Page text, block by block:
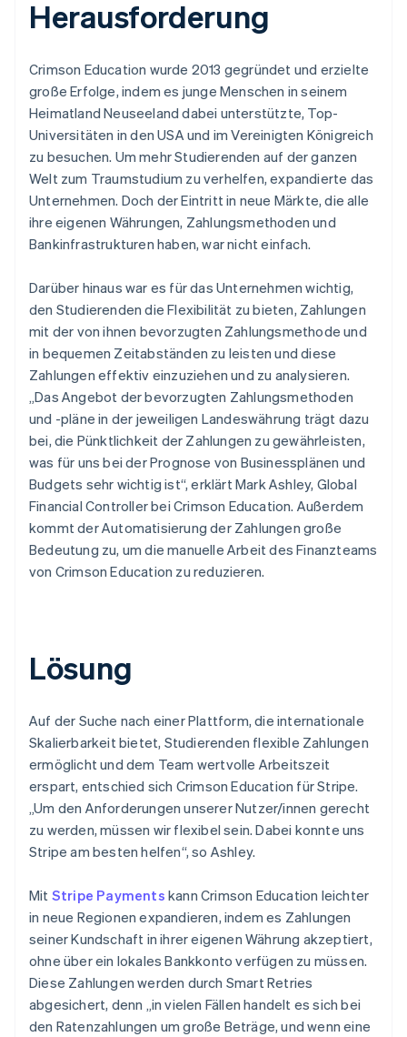
Herausforderung
Crimson Education wurde 2013 gegründet und erzielte
große Erfolge, indem es junge Menschen in seinem
Heimatland Neuseeland dabei unterstützte, Top-
Universitäten in den USA und im Vereinigten Königreich
zu besuchen. Um mehr Studierenden auf der ganzen
Welt zum Traumstudium zu verhelfen, expandierte das
Unternehmen. Doch der Eintritt in neue Märkte, die alle
ihre eigenen Währungen, Zahlungsmethoden und
Bankinfrastrukturen haben, war nicht einfach.
Darüber hinaus war es für das Unternehmen wichtig,
den Studierenden die Flexibilität zu bieten, Zahlungen
mit der von ihnen bevorzugten Zahlungsmethode und
in bequemen Zeitabständen zu leisten und diese
Zahlungen effektiv einzuziehen und zu analysieren.
„Das Angebot der bevorzugten Zahlungsmethoden
und -pläne in der jeweiligen Landeswährung trägt dazu
bei, die Pünktlichkeit der Zahlungen zu gewährleisten,
was für uns bei der Prognose von Businessplänen und
Budgets sehr wichtig ist“, erklärt Mark Ashley, Global
Financial Controller bei Crimson Education. Außerdem
kommt der Automatisierung der Zahlungen große
Bedeutung zu, um die manuelle Arbeit des Finanzteams
von Crimson Education zu reduzieren.
Lösung
Auf der Suche nach einer Plattform, die internationale
Skalierbarkeit bietet, Studierenden flexible Zahlungen
ermöglicht und dem Team wertvolle Arbeitszeit
erspart, entschied sich Crimson Education für Stripe.
„Um den Anforderungen unserer Nutzer/innen gerecht
zu werden, müssen wir flexibel sein. Dabei konnte uns
Stripe am besten helfen“, so Ashley.
Mit Stripe Payments kann Crimson Education leichter
in neue Regionen expandieren, indem es Zahlungen
seiner Kundschaft in ihrer eigenen Währung akzeptiert,
ohne über ein lokales Bankkonto verfügen zu müssen.
Diese Zahlungen werden durch Smart Retries
abgesichert, denn „in vielen Fällen handelt es sich bei
den Ratenzahlungen um große Beträge, und wenn eine